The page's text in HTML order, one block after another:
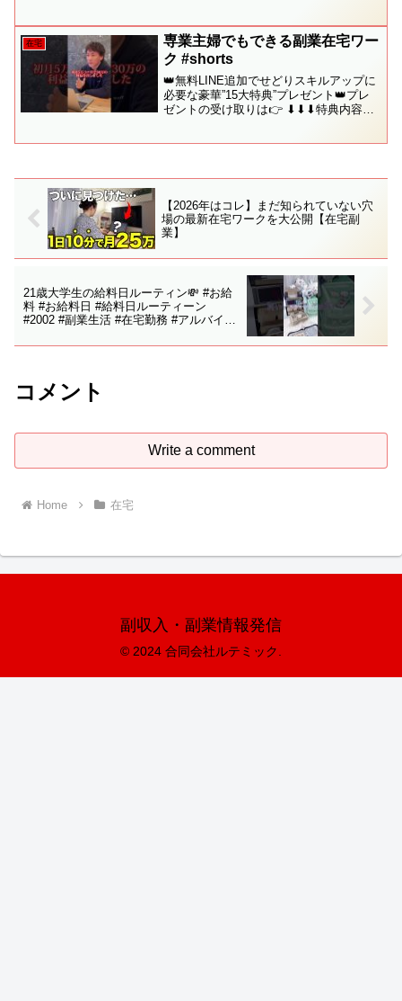
在宅
専業主婦でもできる副業在宅ワー
ク #shorts
👑無料LINE追加でせどりスキルアップに
必要な豪華”15大特典”プレゼント👑プレ
ゼントの受け取りは👉 ⬇︎⬇︎⬇︎特典内容の
【2026年はコレ】まだ知られていない穴
場の最新在宅ワークを大公開【在宅副
業】
21歳大学生の給料日ルーティン💸 #お給
料 #お給料日 #給料日ルーティーン
#2002 #副業生活 #在宅勤務 #アルバイト
コメント
Write a comment
Home 在宅
副収入・副業情報発信
© 2024 合同会社ルテミック.